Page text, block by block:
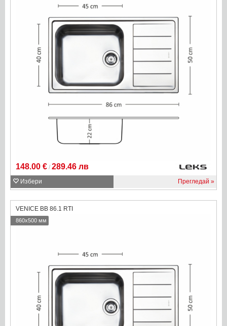
148.00 € / 289.46 лв
Избери Прегледай
VENICE BB 86.1 RTI
860x500 мм